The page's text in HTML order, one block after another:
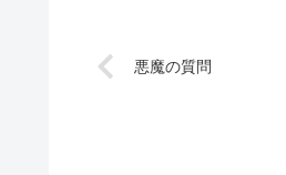
悪魔の質問